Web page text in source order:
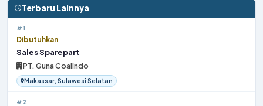
Terbaru Lainnya
#1
Dibutuhkan
Sales Sparepart
PT. Guna Coalindo
Makassar, Sulawesi Selatan
#2